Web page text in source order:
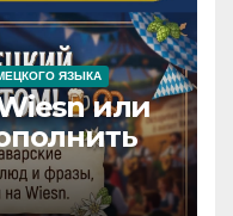
ЯЗЫКА
или
яркими
Учим